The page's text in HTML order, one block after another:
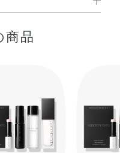
ケイヒ酸エチルヘキシ
－3ポリジメチルシロ
スピノサ核油・オリー
カニナバラ果実油・カ
2K・ゴマ種子油・サフ
商品